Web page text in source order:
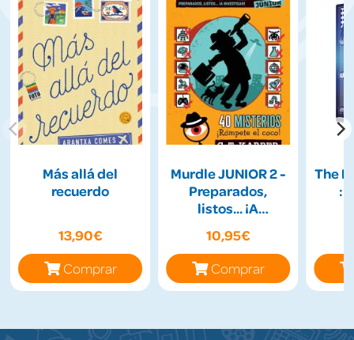
Más allá del
recuerdo
13,90€
Comprar
Murdle JUNIOR 2 -
Preparados,
listos... ¡A
10,95€
Comprar
The
: